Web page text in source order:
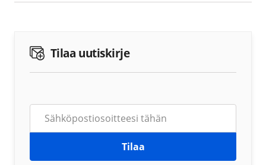
Tilaa uutiskirje
Tilaa